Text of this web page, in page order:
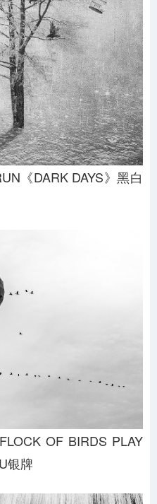
《DARK DAYS》黑白
OF BIRDS PLAY
银牌